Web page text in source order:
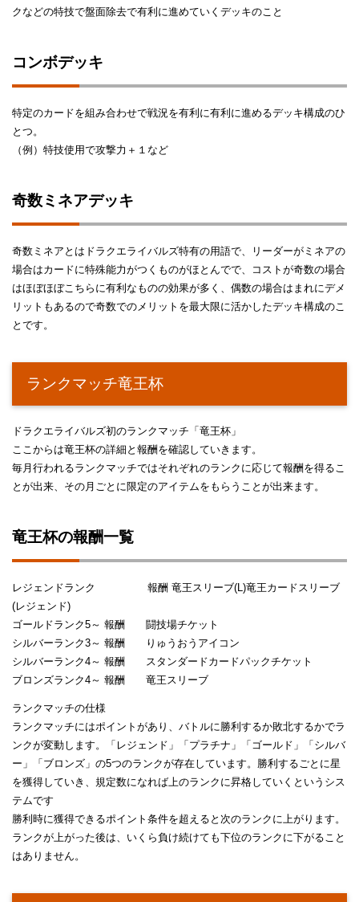
クなどの特技で盤面除去で有利に進めていくデッキのこと
コンボデッキ
特定のカードを組み合わせで戦況を有利に有利に進めるデッキ構成のひ
とつ。
（例）特技使用で攻撃力＋１など
奇数ミネアデッキ
奇数ミネアとはドラクエライバルズ特有の用語で、リーダーがミネアの
場合はカードに特殊能力がつくものがほとんでで、コストが奇数の場合
はほぼほぼこちらに有利なものの効果が多く、偶数の場合はまれにデメ
リットもあるので奇数でのメリットを最大限に活かしたデッキ構成のこ
とです。
ランクマッチ竜王杯
ドラクエライバルズ初のランクマッチ「竜王杯」
ここからは竜王杯の詳細と報酬を確認していきます。
毎月行われるランクマッチではそれぞれのランクに応じて報酬を得るこ
とが出来、その月ごとに限定のアイテムをもらうことが出来ます。
竜王杯の報酬一覧
レジェンドランク 報酬 竜王スリーブ(L)竜王カードスリーブ
(レジェンド)
ゴールドランク5～ 報酬 闘技場チケット
シルバーランク3～ 報酬 りゅうおうアイコン
シルバーランク4～ 報酬 スタンダードカードパックチケット
ブロンズランク4～ 報酬 竜王スリーブ
ランクマッチの仕様
ランクマッチにはポイントがあり、バトルに勝利するか敗北するかでラ
ンクが変動します。「レジェンド」「プラチナ」「ゴールド」「シルバ
ー」「ブロンズ」の5つのランクが存在しています。勝利するごとに星
を獲得していき、規定数になれば上のランクに昇格していくというシス
テムです
勝利時に獲得できるポイント条件を超えると次のランクに上がります。
ランクが上がった後は、いくら負け続けても下位のランクに下がること
はありません。